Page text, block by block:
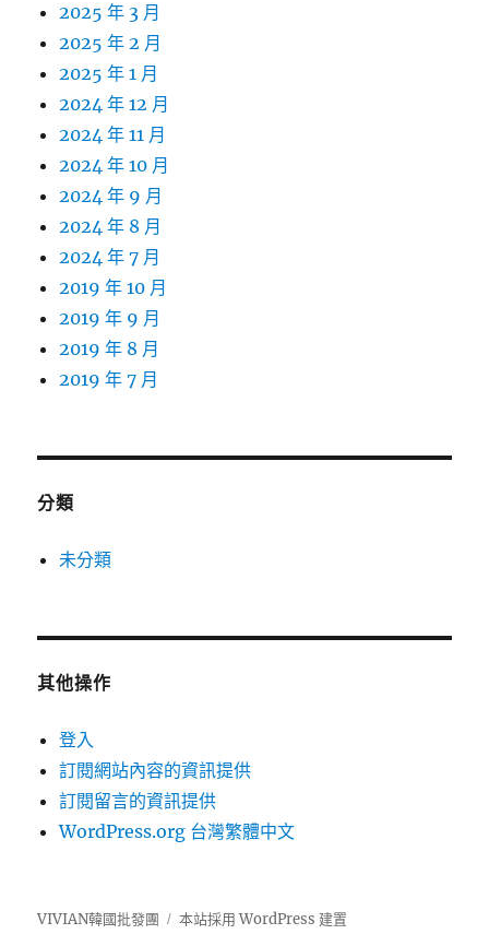
2025 年 3 月
2025 年 2 月
2025 年 1 月
2024 年 12 月
2024 年 11 月
2024 年 10 月
2024 年 9 月
2024 年 8 月
2024 年 7 月
2019 年 10 月
2019 年 9 月
2019 年 8 月
2019 年 7 月
分類
未分類
其他操作
登入
訂閱網站內容的資訊提供
訂閱留言的資訊提供
WordPress.org 台灣繁體中文
VIVIAN韓國批發團 本站採用 WordPress 建置